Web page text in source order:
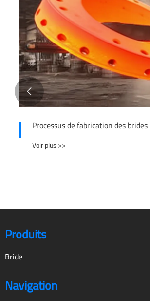
Avantages des brides super double

Produits
Bride
Navigation